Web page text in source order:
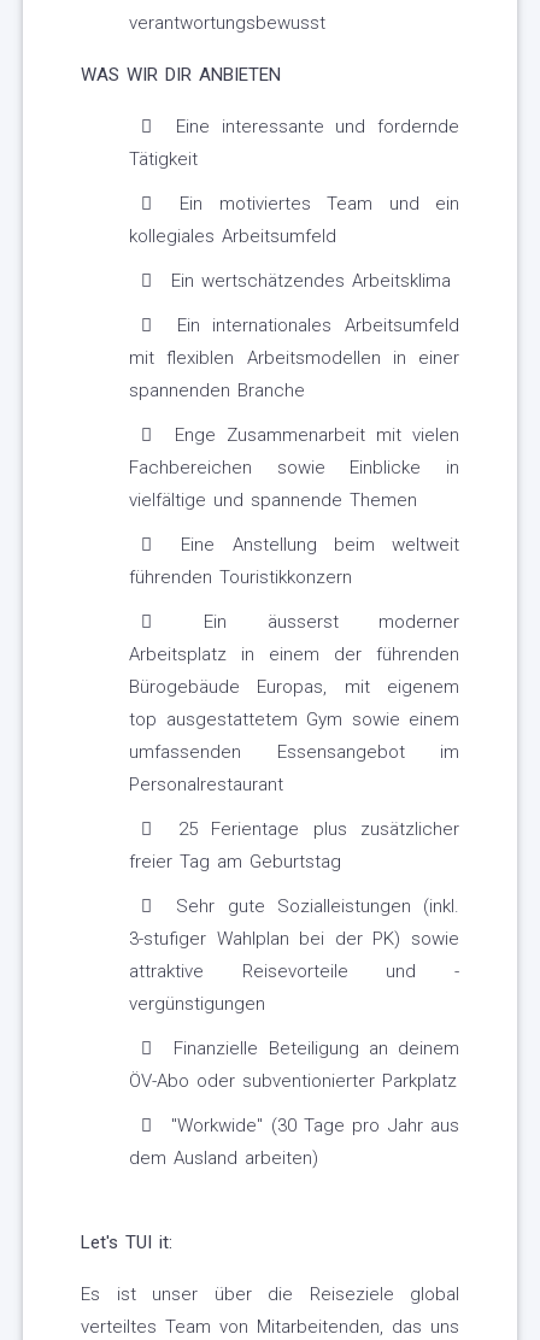
verantwortungsbewusst
WAS WIR DIR ANBIETEN
Eine interessante und fordernde
Tätigkeit
Ein motiviertes Team und ein
kollegiales Arbeitsumfeld
Ein wertschätzendes Arbeitsklima
Ein internationales Arbeitsumfeld
mit flexiblen Arbeitsmodellen in einer
spannenden Branche
Enge Zusammenarbeit mit vielen
Fachbereichen sowie Einblicke in
vielfältige und spannende Themen
Eine Anstellung beim weltweit
führenden Touristikkonzern
Ein äusserst moderner
Arbeitsplatz in einem der führenden
Bürogebäude Europas, mit eigenem
top ausgestattetem Gym sowie einem
umfassenden Essensangebot im
Personalrestaurant
25 Ferientage plus zusätzlicher
freier Tag am Geburtstag
Sehr gute Sozialleistungen (inkl.
3-stufiger Wahlplan bei der PK) sowie
attraktive Reisevorteile und -
vergünstigungen
Finanzielle Beteiligung an deinem
ÖV-Abo oder subventionierter Parkplatz
"Workwide" (30 Tage pro Jahr aus
dem Ausland arbeiten)
Let's TUI it:
Es ist unser über die Reiseziele global
verteiltes Team von Mitarbeitenden, das uns